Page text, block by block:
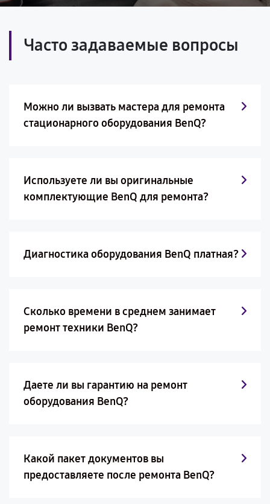
Часто задаваемые вопросы
Можно ли вызвать мастера для ремонта
стационарного оборудования BenQ?
Используете ли вы оригинальные
комплектующие BenQ для ремонта?
Диагностика оборудования BenQ платная?
Сколько времени в среднем занимает
ремонт техники BenQ?
Даете ли вы гарантию на ремонт
оборудования BenQ?
Какой пакет документов вы
предоставляете после ремонта BenQ?